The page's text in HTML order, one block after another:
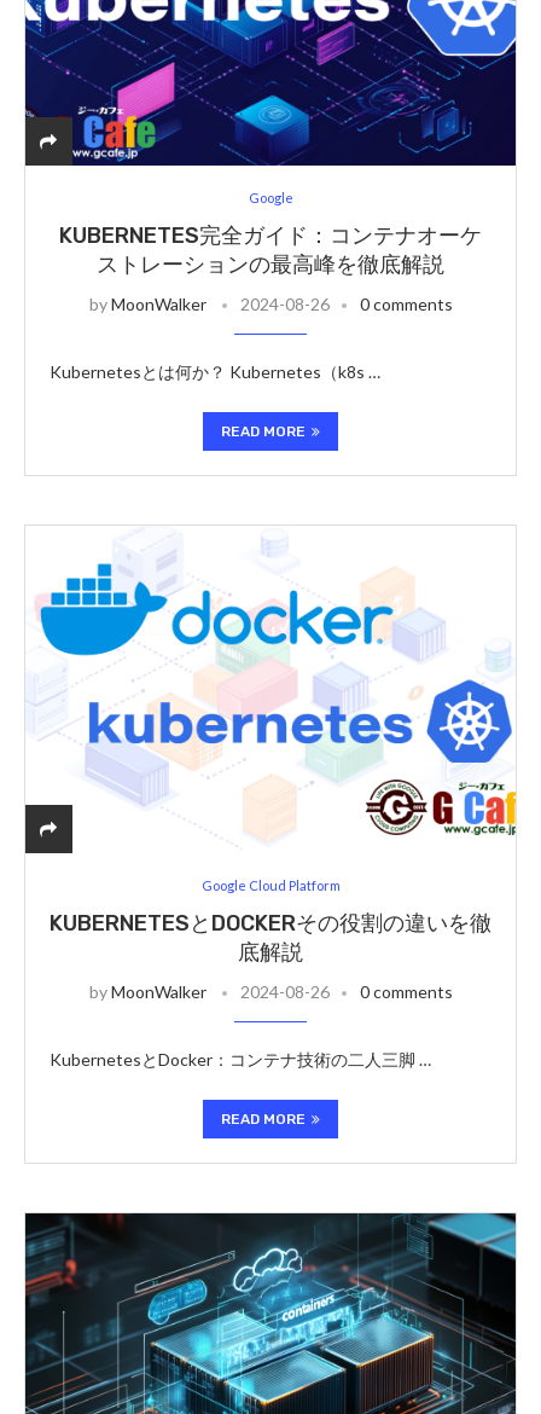
Google
KUBERNETES完全ガイド：コンテナオーケ
ストレーションの最高峰を徹底解説
byMoonWalker 2024-08-26 0 comments
Kubernetesとは何か？ Kubernetes（k8s …
READ MORE
Google Cloud Platform
KUBERNETESとDOCKERその役割の違いを徹
底解説
byMoonWalker 2024-08-26 0 comments
KubernetesとDocker：コンテナ技術の二人三脚 …
READ MORE